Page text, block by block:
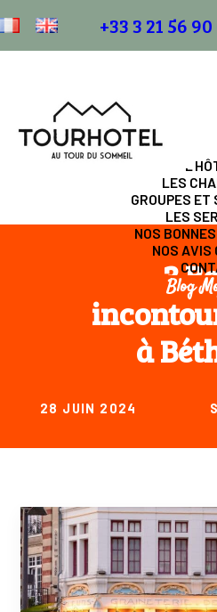
+33 3 21 56
LES
GROUPES ET
LES
NOS
NOS AVIS
Blog
3
à
28 JUIN 2024